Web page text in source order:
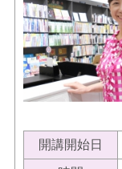
開講開始日